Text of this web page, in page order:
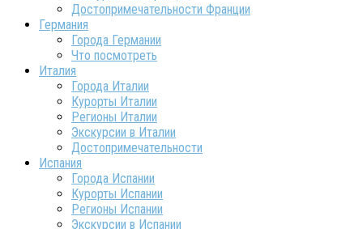
Достопримечательности Франции
Германия
Города Германии
Что посмотреть
Италия
Города Италии
Курорты Италии
Регионы Италии
Экскурсии в Италии
Достопримечательности
Испания
Города Испании
Курорты Испании
Регионы Испании
Экскурсии в Испании